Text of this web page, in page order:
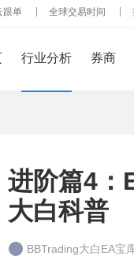
跟单 全球交易时间
行业分析 券商
进阶篇4
大白科普
BBTrading大白EA宝